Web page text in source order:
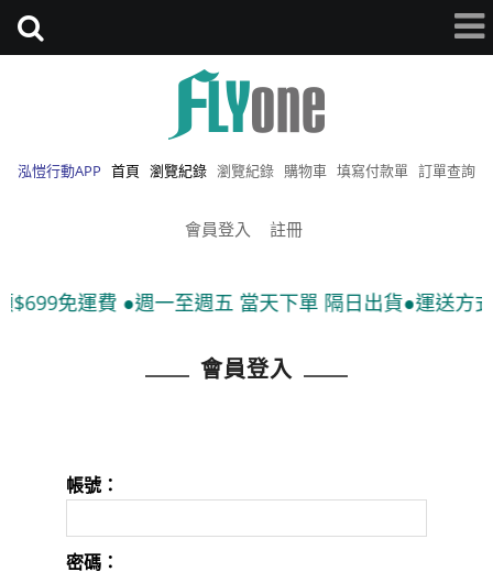
泓愷行動APP 首頁 瀏覽紀錄 瀏覽紀錄 購物車 填寫付款單 訂單查詢
會員登入 註冊
免運費 ●週一至週五 當天下單 隔日出貨●運送方
會員登入
帳號：
密碼：